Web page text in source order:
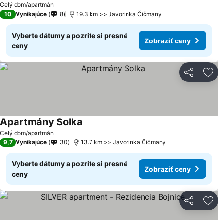
Celý dom/apartmán
Zobraziť ceny
10 Vynikajúce 8 19.3 km >> Javorinka Čičmany
Vyberte dátumy a pozrite si presné
ceny
Zobraziť ceny
Zdieľať
Celý dom/apartmán
Apartmány Solka
9,7 Vynikajúce 30 13.7 km >> Javorinka Čičmany
Vyberte dátumy a pozrite si presné
ceny
Zobraziť ceny
Zdieľať